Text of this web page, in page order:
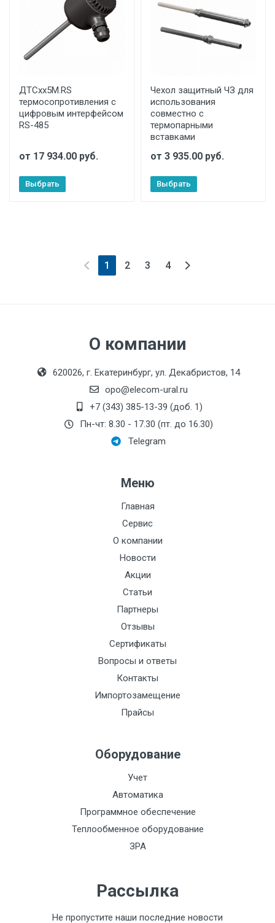
ДТСхх5М.RS
термосопротивления с
цифровым интерфейсом
RS-485
от 17 934.00 руб.
Выбрать
Чехол защитный ЧЗ для
использования
совместно с
термопарными
вставками
от 3 935.00 руб.
Выбрать
1 (current)
2 3 4
О компании
620026, г. Екатеринбург, ул. Декабристов, 14
opo@elecom-ural.ru
+7 (343) 385-13-39 (доб. 1)
Пн-чт: 8.30 - 17.30 (пт. до 16.30)
Telegram
Меню
Главная
Сервис
О компании
Новости
Акции
Статьи
Партнеры
Отзывы
Сертификаты
Вопросы и ответы
Контакты
Импортозамещение
Прайсы
Оборудование
Учет
Автоматика
Программное обеспечение
Теплообменное оборудование
ЗРА
Рассылка
Не пропустите наши последние новости